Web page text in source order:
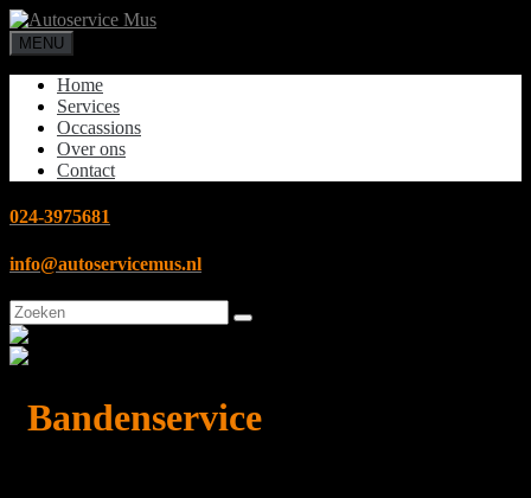
MENU
Home
Services
Occassions
Over ons
Contact
024-3975681
info@autoservicemus.nl
Zoek
naar:
Bandenservice